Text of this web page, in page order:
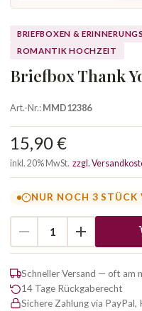
BRIEFBOXEN &
ROMANTIK HOCHZEIT
Briefbox Thank
Art.-Nr.:MMD12386
15,90 €
inkl. 20% MwSt. zzgl.
NUR NOCH 3 STÜCK
Schneller Versand — oft am
14 Tage Rückgaberecht
Sichere Zahlung via